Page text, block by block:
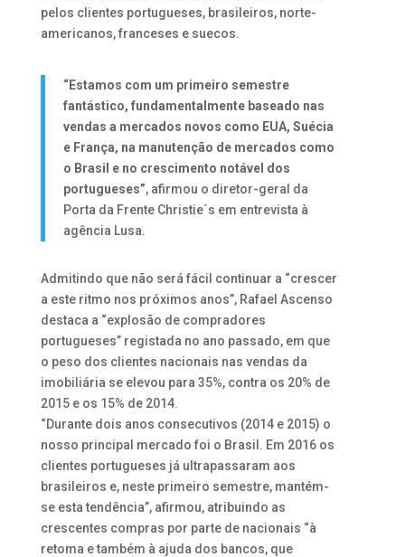
pelos clientes portugueses, brasileiros, norte-
americanos, franceses e suecos.
“Estamos com um primeiro semestre
fantástico, fundamentalmente baseado nas
vendas a mercados novos como EUA, Suécia
e França, na manutenção de mercados como
o Brasil e no crescimento notável dos
portugueses”, afirmou o diretor-geral da
Porta da Frente Christie´s em entrevista à
agência Lusa.
Admitindo que não será fácil continuar a “crescer
a este ritmo nos próximos anos”, Rafael Ascenso
destaca a “explosão de compradores
portugueses” registada no ano passado, em que
o peso dos clientes nacionais nas vendas da
imobiliária se elevou para 35%, contra os 20% de
2015 e os 15% de 2014.
“Durante dois anos consecutivos (2014 e 2015) o
nosso principal mercado foi o Brasil. Em 2016 os
clientes portugueses já ultrapassaram aos
brasileiros e, neste primeiro semestre, mantém-
se esta tendência”, afirmou, atribuindo as
crescentes compras por parte de nacionais “à
retoma e também à ajuda dos bancos, que